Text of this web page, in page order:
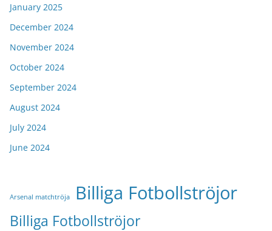
January 2025
December 2024
November 2024
October 2024
September 2024
August 2024
July 2024
June 2024
Arsenal matchtröja Billiga Fotbollströjor
Billiga Fotbollströjor